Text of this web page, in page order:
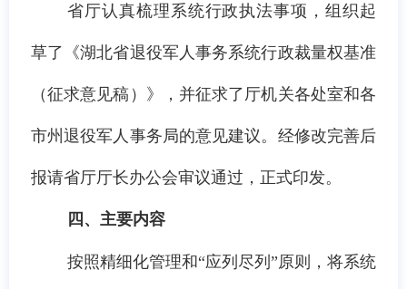
省厅认真梳理系统行政执法事项，组织起
草了《湖北省退役军人事务系统行政裁量权基准
（征求意见稿）》，并征求了厅机关各处室和各
市州退役军人事务局的意见建议。经修改完善后
报请省厅厅长办公会审议通过，正式印发。
四、 主要内容
按照精细化管理和“应列尽列”原则 ，将系统